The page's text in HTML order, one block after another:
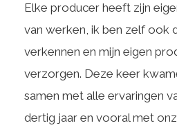
Elke producer heeft zijn
van werken, ik ben zelf ook
verkennen en mijn eigen
verzorgen. Deze keer
samen met alle ervaringen
dertig jaar en vooral met